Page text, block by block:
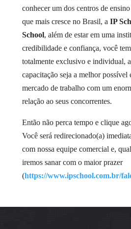
conhecer um dos centros de
que mais cresce no Brasil, a IP
School, além de estar em uma
credibilidade e confiança, você
totalmente exclusivo e individual,
capacitação seja a melhor possível
mercado de trabalho com um
relação ao seus concorrentes.
Então não perca tempo e clique
Você será redirecionado(a)
com nossa equipe comercial e,
iremos sanar com o maior prazer
(https://www.ipschool.com.br/